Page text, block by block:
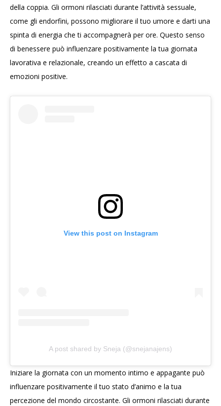
della coppia. Gli ormoni rilasciati durante l’attività sessuale,
come gli endorfini, possono migliorare il tuo umore e darti una
spinta di energia che ti accompagnerà per ore. Questo senso
di benessere può influenzare positivamente la tua giornata
lavorativa e relazionale, creando un effetto a cascata di
emozioni positive.
View this post on Instagram
A post shared by Sneja (@snejanajens)
Iniziare la giornata con un momento intimo e appagante può
influenzare positivamente il tuo stato d’animo e la tua
percezione del mondo circostante. Gli ormoni rilasciati durante